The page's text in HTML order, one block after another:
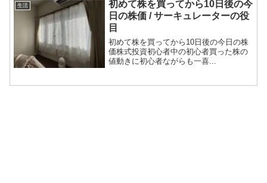
生活
初めて株を買ってから10日後の今
日の株価 / サーキュレーターの役
目
初めて株を買ってから10日後の今日の株
価株式投資初心者中の初心者買った株の
値動きに初心者ながらも一喜...